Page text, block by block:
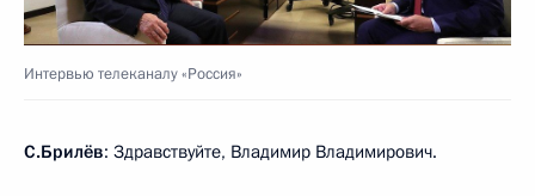
Интервью телеканалу «Россия»
С.Брилёв: Здравствуйте, Владимир Владимирович.